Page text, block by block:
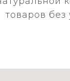
товаров без